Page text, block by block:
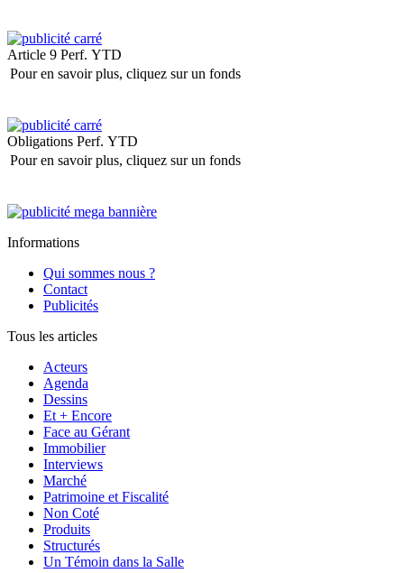
Article 9 Perf. YTD
Pour en savoir plus, cliquez sur un fonds
Obligations Perf. YTD
Pour en savoir plus, cliquez sur un fonds
Informations
Qui sommes nous ?
Contact
Publicités
Tous les articles
Acteurs
Agenda
Dessins
Et + Encore
Face au Gérant
Immobilier
Interviews
Marché
Patrimoine et Fiscalité
Non Coté
Produits
Structurés
Un Témoin dans la Salle